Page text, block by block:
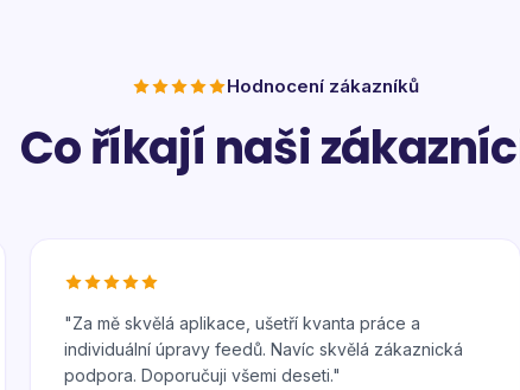
Hodnocení zákazníků
Co říkají naši
"Za mě skvělá aplikace, ušetří kvanta práce a
individuální úpravy feedů. Navíc skvělá zákaznická
podpora. Doporučuji všemi deseti."